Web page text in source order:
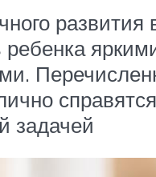
развития
задачей